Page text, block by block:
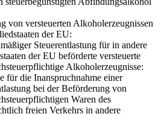
von versteuerten Alkoholerzeugnissen
der EU:
Steuerentlastung für in andere
der EU beförderte versteuerte
Alkoholerzeugnisse:
für die Inanspruchnahme einer
bei der Beförderung von
Waren des
freien Verkehrs in andere